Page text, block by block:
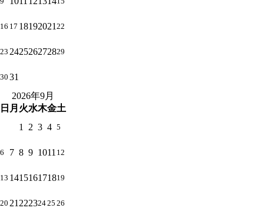
16 17 18192021 22
23 242526272829
30 31
2026年9月
日 月 火水木金土
1
2 3 4 5
6 7 8 9 1011 12
13 141516171819
20 21 22232425 26